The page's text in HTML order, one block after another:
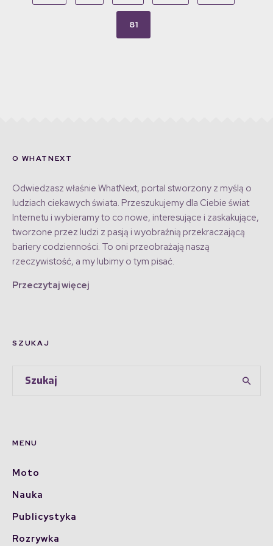
81
O WHATNEXT
Odwiedzasz właśnie WhatNext, portal stworzony z myślą o
ludziach ciekawych świata. Przeszukujemy dla Ciebie świat
Internetu i wybieramy to co nowe, interesujące i zaskakujące,
tworzone przez ludzi z pasją i wyobraźnią przekraczającą
bariery codzienności. To oni przeobrażają naszą
rzeczywistość, a my lubimy o tym pisać.
Przeczytaj więcej
SZUKAJ
MENU
Moto
Nauka
Publicystyka
Rozrywka